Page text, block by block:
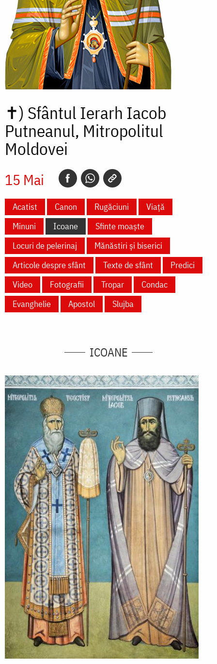
✝) Sfântul Ierarh Iacob
Putneanul, Mitropolitul
Moldovei
15 Mai
Acatist Canon Rugăciuni
Viață
Minuni
Icoane
Sfinte moaște
Locuri de pelerinaj
Mănăstiri și biserici
Articole despre sfânt
Texte de sfânt
Predici
Video
Fotografii Tropar
Condac
Evanghelie
Apostol Slujba
ICOANE